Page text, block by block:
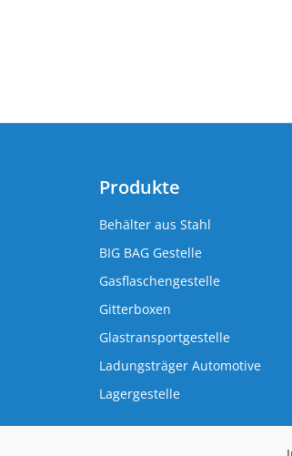
Produkte
Behälter aus Stahl
BIG BAG Gestelle
Gasflaschengestelle
Gitterboxen
Glastransportgestelle
Ladungsträger Automotive
Lagergestelle